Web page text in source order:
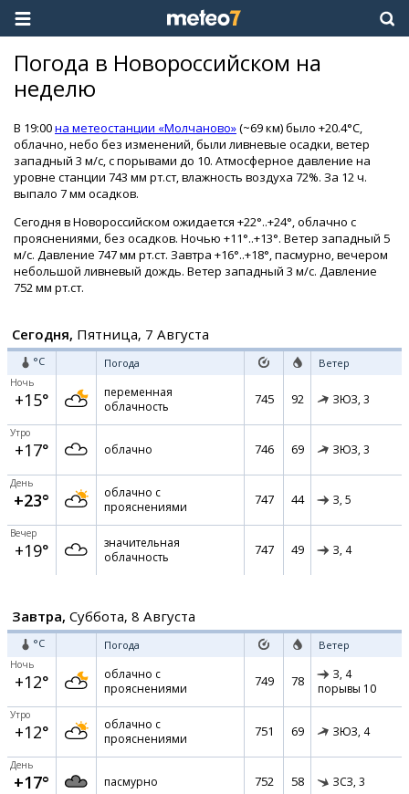
Погода в Новороссийском на
неделю
В 19:00на метеостанции «Молчаново»(~69 км) было +20.4°C,
облачно, небо без изменений, были ливневые осадки, ветер
западный 3 м/с, с порывами до 10. Атмосферное давление на
уровне станции 743 мм рт.ст, влажность воздуха 72%. За 12 ч.
выпало 7 мм осадков.
Сегодня в Новороссийском ожидается +22°..+24°, облачно с
прояснениями, без осадков. Ночью +11°..+13°. Ветер западный 5
м/с. Давление 747 мм рт.ст. Завтра +16°..+18°, пасмурно, вечером
небольшой ливневый дождь. Ветер западный 3 м/с. Давление
752 мм рт.ст.
Сегодня, Пятница, 7 Августа
°C Погода Ветер
Ночь
+15°
переменная
облачность
745 92 ЗЮЗ, 3
Утро
+17° облачно 746 69 ЗЮЗ, 3
День
+23°
облачно с
прояснениями
747 44 З, 5
Вечер
+19°
значительная
облачность
747 49 З, 4
Завтра, Суббота, 8 Августа
°C Погода Ветер
Ночь
+12°
облачно с
прояснениями
749 78 З, 4
порывы 10
Утро
+12°
облачно с
прояснениями
751 69 ЗЮЗ, 4
День
+17° пасмурно 752 58 ЗСЗ, 3